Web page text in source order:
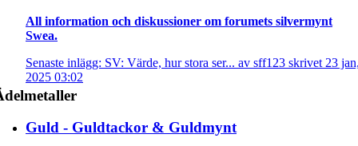
All information och diskussioner om forumets silvermynt
Swea.
Senaste inlägg: SV: Värde, hur stora ser... av sff123 skrivet 23
2025 03:02
Guld - Guldtackor & Guldmynt